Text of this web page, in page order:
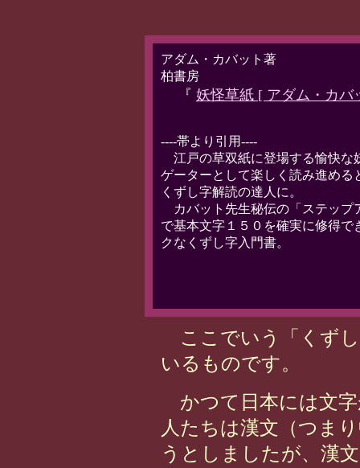
アダム・カバット著
柏書房
『 妖怪草紙 [ アダム・カバ
----帯より引用----
江戸の草双紙に登場する愉快な
ゲーターとして楽しく読み進める
くずし字解読の達人に。
カバット先生秘伝の「ステップ
で基本文字１５０を確実に修得で
クなくずし字入門書。
ここでいう「くず
いるものです。
かつて日本には文
人たちは漢文（つま
うとしましたが、漢